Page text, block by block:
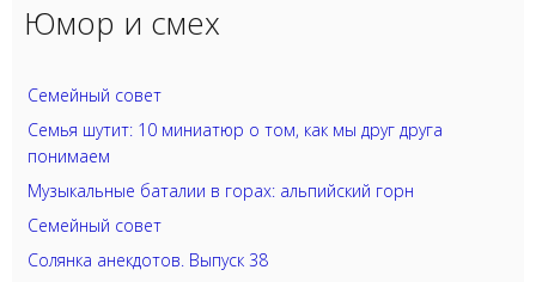
Юмор и смех
Семейный совет
Семья шутит: 10 миниатюр о том, как мы друг друга
понимаем
Музыкальные баталии в горах: альпийский горн
Семейный совет
Солянка анекдотов. Выпуск 38